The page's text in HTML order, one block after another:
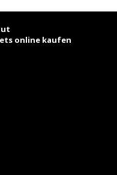
online kaufen